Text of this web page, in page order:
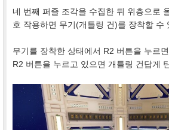
네 번째 퍼즐 조각을 수집한 뒤 위층으로
호 작용하면 무기(개틀링 건)를 장착할 수
무기를 장착한 상태에서 R2 버튼을 누르
R2 버튼을 누르고 있으면 개틀링 건답게